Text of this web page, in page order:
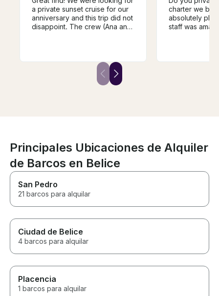
a private sunset cruise for our
anniversary and this trip did not
disappoint. The crew (Ana and
what we wanted. Doing a little
snorkeling along the reef was
an awesome experience. The
drinks and food included were
charter we
absolutely
staff was
Great with
Principales Ubicaciones de Alquiler
de Barcos en Belice
San Pedro
21 barcos para alquilar
Ciudad de Belice
4 barcos para alquilar
Placencia
1 barcos para alquilar